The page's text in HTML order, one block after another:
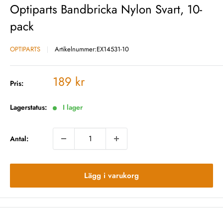
Optiparts Bandbricka Nylon Svart, 10-
pack
OPTIPARTS Artikelnummer:EX14531-10
Pris: Vårt
189 kr
Lagerstatus: I lager
Antal:
Lägg i varukorg